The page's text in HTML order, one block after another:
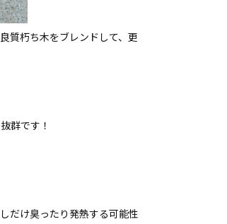
質朽ち木をブレンドして、更
群です！
だけ臭ったり発熱する可能性